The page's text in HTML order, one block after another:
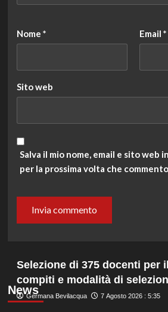
Nome * Email *
Sito web
Salva il mio nome, email e sito web
per la prossima volta che
News
Selezione di 375 docenti per
compiti e modalità di
Germana Bevilacqua 7 Agosto 2026 : 5:35